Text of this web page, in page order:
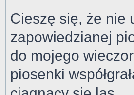
Cieszę się, że nie
zapowiedzianej
do mojego
piosenki